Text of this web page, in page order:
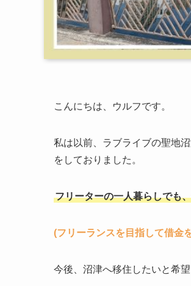
こんにちは、ウルフです。
私は以前、ラブライブの聖地
をしておりました。
フリーターの一人暮らしでも
(フリーランスを目指して借金
今後、沼津へ移住したいと希